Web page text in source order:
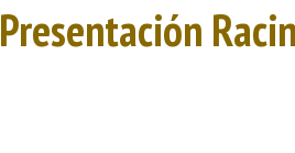
Presentación